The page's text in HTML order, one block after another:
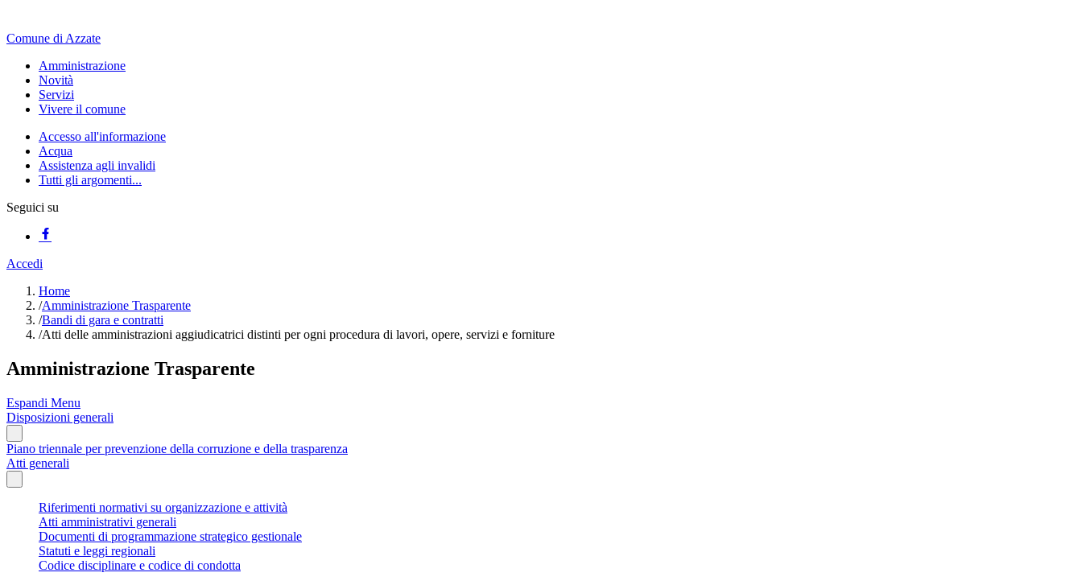
Comune di Azzate
Amministrazione
Novità
Servizi
Vivere il comune
Accesso all'informazione
Acqua
Assistenza agli invalidi
Tutti gli argomenti...
Seguici su
Accedi
Home
/Amministrazione Trasparente
/Bandi di gara e contratti
/Atti delle amministrazioni aggiudicatrici distinti per ogni procedura di lavori, opere, servizi e forniture
Amministrazione Trasparente
Espandi Menu
Disposizioni generali
Piano triennale per prevenzione della corruzione e della trasparenza
Atti generali
Riferimenti normativi su organizzazione e attività
Atti amministrativi generali
Documenti di programmazione strategico gestionale
Statuti e leggi regionali
Codice disciplinare e codice di condotta